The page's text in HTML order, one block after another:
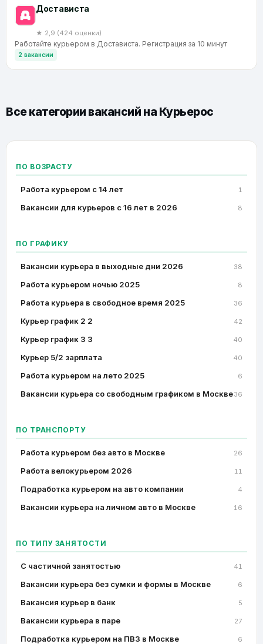
Достависта
★ 2,9 (424 оценки)
Работайте курьером в Достависта. Регистрация за 10 минут
2 вакансии
Все категории вакансий на Курьерос
ПО ВОЗРАСТУ
Работа курьером с 14 лет 1
Вакансии для курьеров с 16 лет в 2026 8
ПО ГРАФИКУ
Вакансии курьера в выходные дни 2026 38
Работа курьером ночью 2025 8
Работа курьера в свободное время 2025 36
Курьер график 2 2 42
Курьер график 3 3 40
Курьер 5/2 зарплата 40
Работа курьером на лето 2025 6
Вакансии курьера со свободным графиком в Москве36
ПО ТРАНСПОРТУ
Работа курьером без авто в Москве 26
Работа велокурьером 2026 11
Подработка курьером на авто компании 4
Вакансии курьера на личном авто в Москве 16
ПО ТИПУ ЗАНЯТОСТИ
C частичной занятостью 41
Вакансии курьера без сумки и формы в Москве 6
Вакансия курьер в банк 5
Вакансии курьера в паре 27
Подработка курьером на ПВЗ в Москве 6